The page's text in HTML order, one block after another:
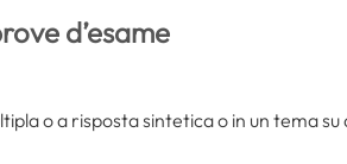
d’esame
o a risposta sintetica o in un tema